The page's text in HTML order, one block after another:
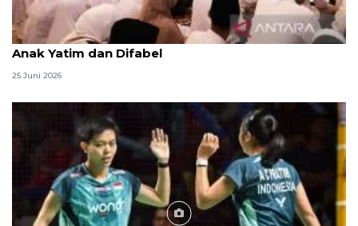
Menag jadikan setiap 10 Muharam sebagai Lebaran
Anak Yatim dan Difabel
25 Juni 2026